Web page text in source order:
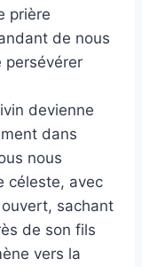
prière
de nous
persévérer
devienne
dans
nous
céleste, avec
sachant
de son fils
vers la